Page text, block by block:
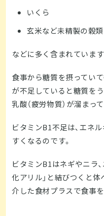
いくら
玄米など未精製の穀類
などに多く含まれています
食事から糖質を摂っていて
が不足していると糖質を
乳酸（疲労物質）が溜まっ
ビタミンB1不足は、エネ
すくなるのです。
ビタミンB1はネギやニラ
化アリル」と結びつくと
介した食材プラスで食事